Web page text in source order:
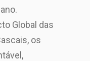
Global das
os